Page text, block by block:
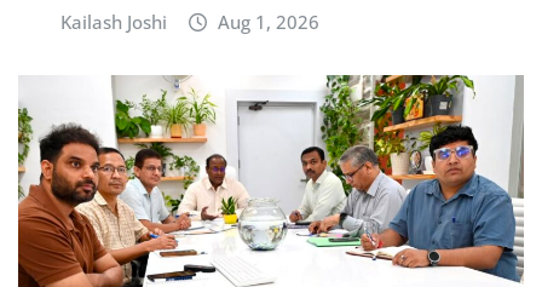
Kailash Joshi Aug 1, 2026